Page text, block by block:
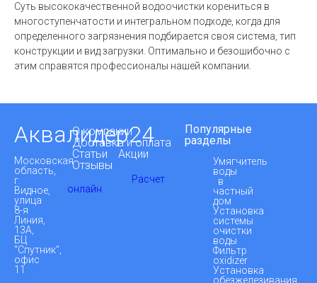
Суть высококачественной водоочистки корениться в
многоступенчатости и интегральном подходе, когда для
определенного загрязнения подбирается своя система, тип
конструкции и вид загрузки. Оптимально и безошибочно с
этим справятся профессионалы нашей компании.
Аквалидер24
Московская
область,
г.
Видное,
улица
8-я
Линия,
13А,
БЦ
"Спутник",
офис
11
О компании
Доставка и оплата
Статьи
Акции
Отзывы
Расчет
онлайн
Популярные
разделы
Умягчитель
воды
в
частный
дом
Установка
системы
очистки
воды
Фильтр
oxidizer
Установка
обезжелезивания